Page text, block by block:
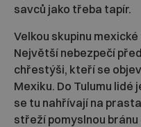
savců jako třeba tapír.
Velkou skupinu
Největší nebezpečí
chřestýši, kteří se
Mexiku. Do Tulumu
se tu nahřívají na
střeží pomyslnou